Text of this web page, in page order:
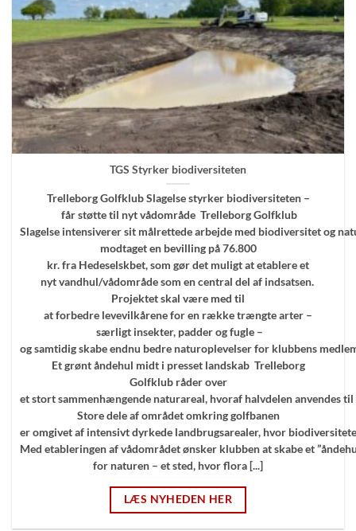
TGS Styrker biodiversiteten
Trelleborg Golfklub Slagelse styrker biodiversiteten –
får støtte til nyt vådområde Trelleborg Golfklub
Slagelse intensiverer sit målrettede arbejde med biodiversitet og
modtaget en bevilling på 76.800
kr. fra Hedeselskbet, som gør det muligt at etablere et
nyt vandhul/vådområde som en central del af indsatsen.
Projektet skal være med til
at forbedre levevilkårene for en række trængte arter –
særligt insekter, padder og fugle –
og samtidig skabe endnu bedre naturoplevelser for klubbens
Et grønt åndehul midt i presset landskab Trelleborg
Golfklub råder over
et stort sammenhængende naturareal, hvoraf halvdelen anvendes til
Store dele af området omkring golfbanen
er omgivet af intensivt dyrkede landbrugsarealer, hvor
Med etableringen af vådområdet ønsker klubben at skabe et
for naturen – et sted, hvor flora [...]
LÆS NYHEDEN HER